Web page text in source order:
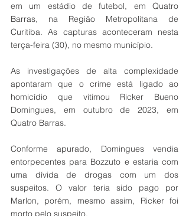
em um estádio de futebol, em Quatro
Barras, na Região Metropolitana de
Curitiba. As capturas aconteceram nesta
terça-feira (30), no mesmo município.
As investigações de alta complexidade
apontaram que o crime está ligado ao
homicídio que vitimou Ricker Bueno
Domingues, em outubro de 2023, em
Quatro Barras.
Conforme apurado, Domingues vendia
entorpecentes para Bozzuto e estaria com
uma dívida de drogas com um dos
suspeitos. O valor teria sido pago por
Marlon, porém, mesmo assim, Ricker foi
morto pelo suspeito.